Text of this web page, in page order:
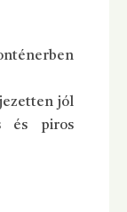
jól
és piros